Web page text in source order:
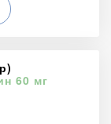
60 мг